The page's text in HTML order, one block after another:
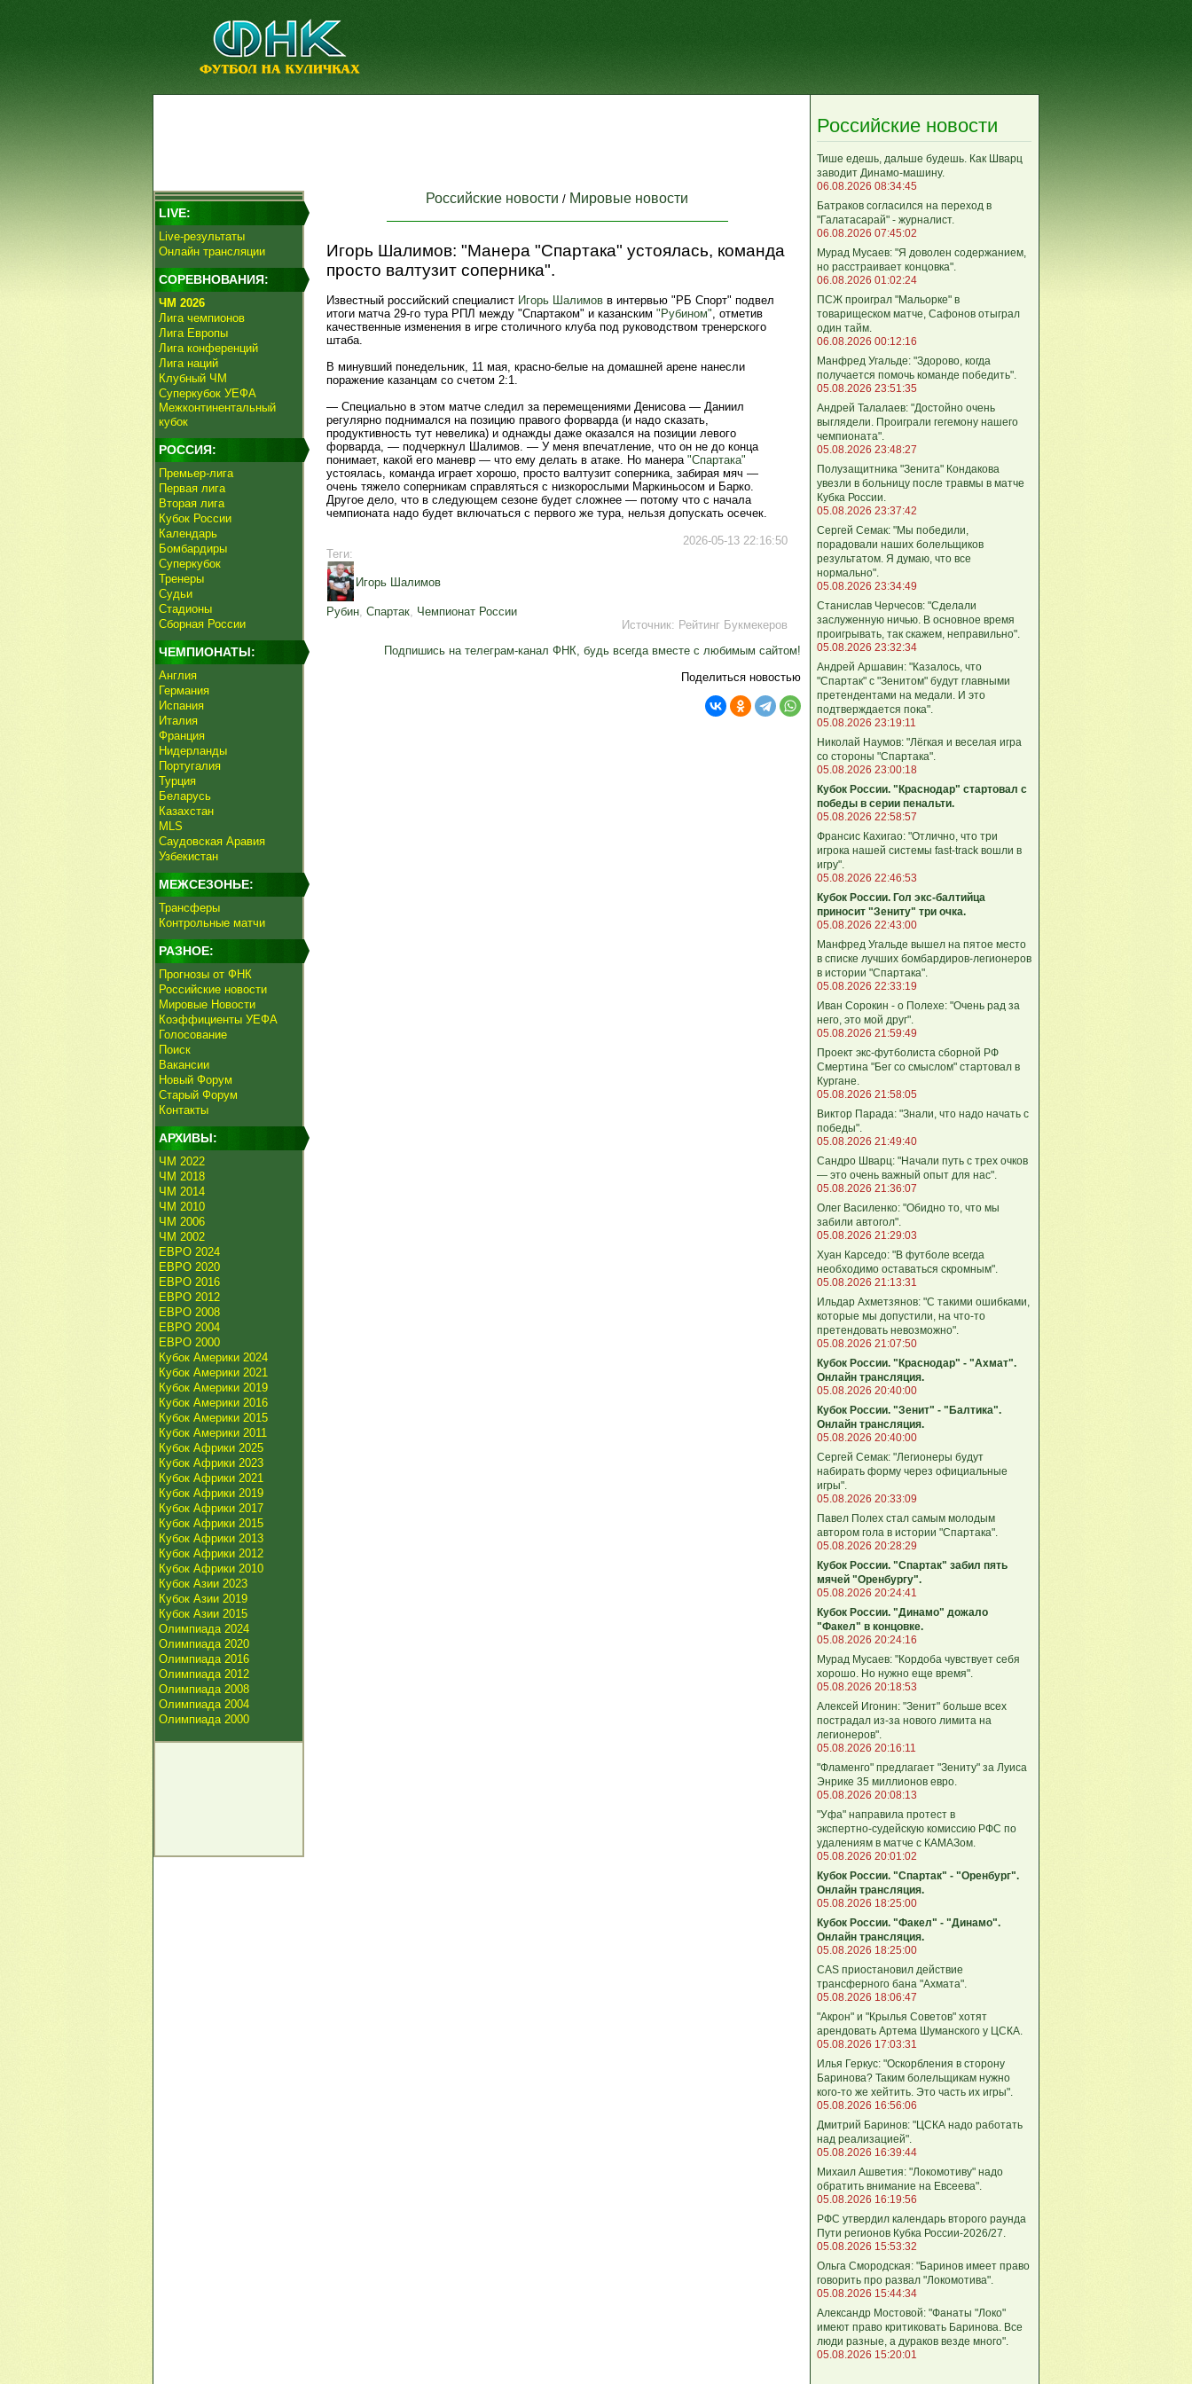
LIVE:
Live-результаты
Онлайн трансляции
СОРЕВНОВАНИЯ:
ЧМ 2026
Лига чемпионов
Лига Европы
Лига конференций
Лига наций
Клубный ЧМ
Суперкубок УЕФА
Межконтинентальный
кубок
РОССИЯ:
Премьер-лига
Первая лига
Вторая лига
Кубок России
Календарь
Бомбардиры
Суперкубок
Тренеры
Судьи
Стадионы
Сборная России
ЧЕМПИОНАТЫ:
Англия
Германия
Испания
Италия
Франция
Нидерланды
Португалия
Турция
Беларусь
Казахстан
MLS
Саудовская Аравия
Узбекистан
МЕЖСЕЗОНЬЕ:
Трансферы
Контрольные матчи
РАЗНОЕ:
Прогнозы от ФНК
Российские новости
Мировые Новости
Коэффициенты УЕФА
Голосование
Поиск
Вакансии
Новый Форум
Старый Форум
Контакты
АРХИВЫ:
ЧМ 2022
ЧМ 2018
ЧМ 2014
ЧМ 2010
ЧМ 2006
ЧМ 2002
ЕВРО 2024
ЕВРО 2020
ЕВРО 2016
ЕВРО 2012
ЕВРО 2008
ЕВРО 2004
ЕВРО 2000
Кубок Америки 2024
Кубок Америки 2021
Кубок Америки 2019
Кубок Америки 2016
Кубок Америки 2015
Кубок Америки 2011
Кубок Африки 2025
Кубок Африки 2023
Кубок Африки 2021
Кубок Африки 2019
Кубок Африки 2017
Кубок Африки 2015
Кубок Африки 2013
Кубок Африки 2012
Кубок Африки 2010
Кубок Азии 2023
Кубок Азии 2019
Кубок Азии 2015
Олимпиада 2024
Олимпиада 2020
Олимпиада 2016
Олимпиада 2012
Олимпиада 2008
Олимпиада 2004
Олимпиада 2000
Российские новости / Мировые новости
Игорь Шалимов: "Манера "Спартака" устоялась, команда
просто валтузит соперника".
Известный российский специалист Игорь Шалимов в интервью "РБ Спорт" подвел
итоги матча 29-го тура РПЛ между "Спартаком" и казанским "Рубином", отметив
качественные изменения в игре столичного клуба под руководством тренерского
штаба.
В минувший понедельник, 11 мая, красно-белые на домашней арене нанесли
поражение казанцам со счетом 2:1.
— Специально в этом матче следил за перемещениями Денисова — Даниил
регулярно поднимался на позицию правого форварда (и надо сказать,
продуктивность тут невелика) и однажды даже оказался на позиции левого
форварда, — подчеркнул Шалимов. — У меня впечатление, что он не до конца
понимает, какой его маневр — что ему делать в атаке. Но манера "Спартака"
устоялась, команда играет хорошо, просто валтузит соперника, забирая мяч —
очень тяжело соперникам справляться с низкорослыми Маркиньосом и Барко.
Другое дело, что в следующем сезоне будет сложнее — потому что с начала
чемпионата надо будет включаться с первого же тура, нельзя допускать осечек.
2026-05-13 22:16:50
Теги:
Игорь Шалимов
Рубин, Спартак, Чемпионат России
Источник: Рейтинг Букмекеров
Подпишись на телеграм-канал ФНК, будь всегда вместе с любимым сайтом!
Поделиться новостью
Российские новости
Тише едешь, дальше будешь. Как Шварц
заводит Динамо-машину.
06.08.2026 08:34:45
Батраков согласился на переход в
"Галатасарай" - журналист.
06.08.2026 07:45:02
Мурад Мусаев: "Я доволен содержанием,
но расстраивает концовка".
06.08.2026 01:02:24
ПСЖ проиграл "Мальорке" в
товарищеском матче, Сафонов отыграл
один тайм.
06.08.2026 00:12:16
Манфред Угальде: "Здорово, когда
получается помочь команде победить".
05.08.2026 23:51:35
Андрей Талалаев: "Достойно очень
выглядели. Проиграли гегемону нашего
чемпионата".
05.08.2026 23:48:27
Полузащитника "Зенита" Кондакова
увезли в больницу после травмы в матче
Кубка России.
05.08.2026 23:37:42
Сергей Семак: "Мы победили,
порадовали наших болельщиков
результатом. Я думаю, что все
нормально".
05.08.2026 23:34:49
Станислав Черчесов: "Сделали
заслуженную ничью. В основное время
проигрывать, так скажем, неправильно".
05.08.2026 23:32:34
Андрей Аршавин: "Казалось, что
"Спартак" с "Зенитом" будут главными
претендентами на медали. И это
подтверждается пока".
05.08.2026 23:19:11
Николай Наумов: "Лёгкая и веселая игра
со стороны "Спартака".
05.08.2026 23:00:18
Кубок России. "Краснодар" стартовал с
победы в серии пенальти.
05.08.2026 22:58:57
Франсис Кахигао: "Отлично, что три
игрока нашей системы fast‑track вошли в
игру".
05.08.2026 22:46:53
Кубок России. Гол экс-балтийца
приносит "Зениту" три очка.
05.08.2026 22:43:00
Манфред Угальде вышел на пятое место
в списке лучших бомбардиров-легионеров
в истории "Спартака".
05.08.2026 22:33:19
Иван Сорокин - о Полехе: "Очень рад за
него, это мой друг".
05.08.2026 21:59:49
Проект экс-футболиста сборной РФ
Смертина "Бег со смыслом" стартовал в
Кургане.
05.08.2026 21:58:05
Виктор Парада: "Знали, что надо начать с
победы".
05.08.2026 21:49:40
Сандро Шварц: "Начали путь с трех очков
— это очень важный опыт для нас".
05.08.2026 21:36:07
Олег Василенко: "Обидно то, что мы
забили автогол".
05.08.2026 21:29:03
Хуан Карседо: "В футболе всегда
необходимо оставаться скромным".
05.08.2026 21:13:31
Ильдар Ахметзянов: "С такими ошибками,
которые мы допустили, на что‑то
претендовать невозможно".
05.08.2026 21:07:50
Кубок России. "Краснодар" - "Ахмат".
Онлайн трансляция.
05.08.2026 20:40:00
Кубок России. "Зенит" - "Балтика".
Онлайн трансляция.
05.08.2026 20:40:00
Сергей Семак: "Легионеры будут
набирать форму через официальные
игры".
05.08.2026 20:33:09
Павел Полех стал самым молодым
автором гола в истории "Спартака".
05.08.2026 20:28:29
Кубок России. "Спартак" забил пять
мячей "Оренбургу".
05.08.2026 20:24:41
Кубок России. "Динамо" дожало
"Факел" в концовке.
05.08.2026 20:24:16
Мурад Мусаев: "Кордоба чувствует себя
хорошо. Но нужно еще время".
05.08.2026 20:18:53
Алексей Игонин: "Зенит" больше всех
пострадал из-за нового лимита на
легионеров".
05.08.2026 20:16:11
"Фламенго" предлагает "Зениту" за Луиса
Энрике 35 миллионов евро.
05.08.2026 20:08:13
"Уфа" направила протест в
экспертно‑судейскую комиссию РФС по
удалениям в матче с КАМАЗом.
05.08.2026 20:01:02
Кубок России. "Спартак" - "Оренбург".
Онлайн трансляция.
05.08.2026 18:25:00
Кубок России. "Факел" - "Динамо".
Онлайн трансляция.
05.08.2026 18:25:00
CAS приостановил действие
трансферного бана "Ахмата".
05.08.2026 18:06:47
"Акрон" и "Крылья Советов" хотят
арендовать Артема Шуманского у ЦСКА.
05.08.2026 17:03:31
Илья Геркус: "Оскорбления в сторону
Баринова? Таким болельщикам нужно
кого‑то же хейтить. Это часть их игры".
05.08.2026 16:56:06
Дмитрий Баринов: "ЦСКА надо работать
над реализацией".
05.08.2026 16:39:44
Михаил Ашветия: "Локомотиву" надо
обратить внимание на Евсеева".
05.08.2026 16:19:56
РФС утвердил календарь второго раунда
Пути регионов Кубка России-2026/27.
05.08.2026 15:53:32
Ольга Смородская: "Баринов имеет право
говорить про развал "Локомотива".
05.08.2026 15:44:34
Александр Мостовой: "Фанаты "Локо"
имеют право критиковать Баринова. Все
люди разные, а дураков везде много".
05.08.2026 15:20:01